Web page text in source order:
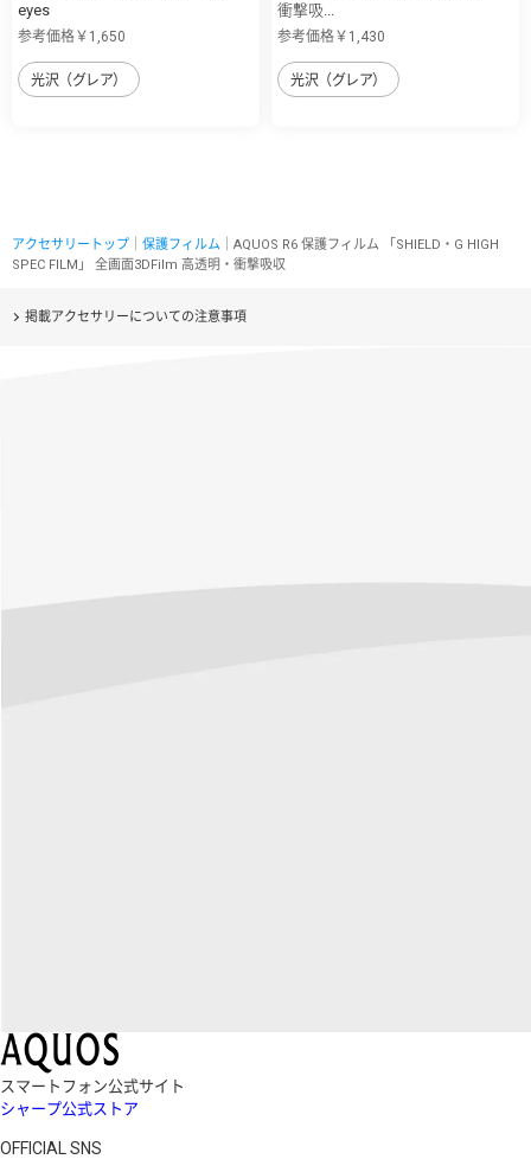
eyes
参考価格￥1,650
光沢（グレア）
衝撃吸...
参考価格￥1,430
光沢（グレア）
アクセサリートップ 保護フィルム ｜AQUOS R6 保護フィルム 「SHIELD・G HIGH
SPEC FILM」 全画面3DFilm 高透明・衝撃吸収
掲載アクセサリーについての注意事項
スマートフォン公式サイト
シャープ公式ストア
OFFICIAL SNS